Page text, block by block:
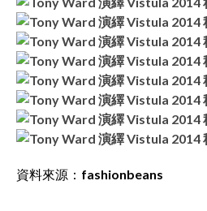
資料來源： fashionbeans